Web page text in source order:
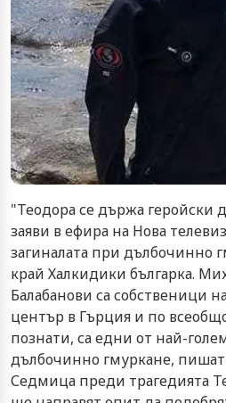
"Теодора се държа геройски
заяви в ефира на Нова
загиналата при дълбочинно
край Халкидики българка.
Балабанови са собственици
център в Гърция и по
познати, са едни от най-
дълбочинно гмуркане,
Седмица преди трагедията